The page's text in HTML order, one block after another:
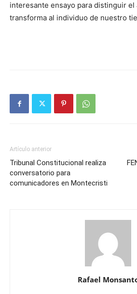
interesante ensayo para distinguir el
transforma al individuo de nuestro
Artículo anterior
Tribunal Constitucional realiza
conversatorio para
comunicadores en Montecristi
Rafael